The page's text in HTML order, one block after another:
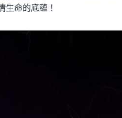
生命的底蘊！